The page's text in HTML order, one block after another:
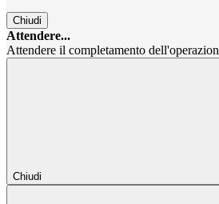
Chiudi
Attendere...
Attendere il completamento
Chiudi